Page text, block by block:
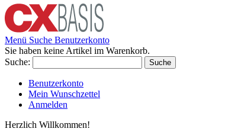
Menü Suche Benutzerkonto
Sie haben keine Artikel im Warenkorb.
Suche:
Suche
Benutzerkonto
Mein Wunschzettel
Anmelden
Herzlich Willkommen!